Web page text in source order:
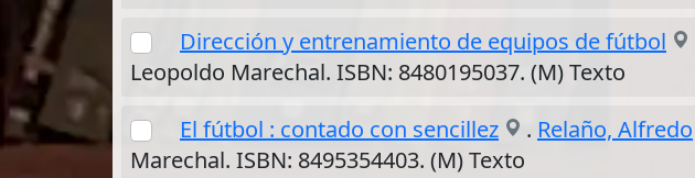
Dirección y entrenamiento de equipos de fútbol
Leopoldo Marechal. ISBN: 8480195037. (M) Texto
El fútbol : contado con sencillez
. Relaño, Alfredo
Marechal. ISBN: 8495354403. (M) Texto